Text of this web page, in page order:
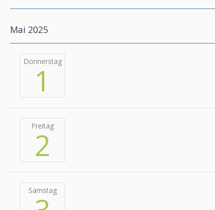
Mai 2025
Donnerstag
1
Freitag
2
Samstag